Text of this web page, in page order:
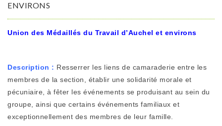
ENVIRONS
Union des Médaillés du Travail d’Auchel et environs
Description : Resserrer les liens de camaraderie entre les
membres de la section, établir une solidarité morale et
pécuniaire, à fêter les événements se produisant au sein du
groupe, ainsi que certains événements familiaux et
exceptionnellement des membres de leur famille.